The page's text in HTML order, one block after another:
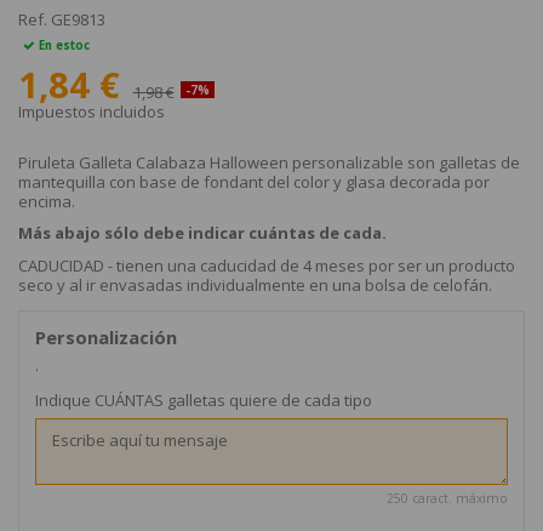
Ref. GE9813
En estoc
1,84 € 1,98 € -7%
Impuestos incluidos
Piruleta Galleta Calabaza Halloween personalizable son galletas de
mantequilla con base de fondant del color y glasa decorada por
encima.
Más abajo sólo debe indicar cuántas de cada.
CADUCIDAD - tienen una caducidad de 4 meses por ser un producto
seco y al ir envasadas individualmente en una bolsa de celofán.
Personalización
.
Indique CUÁNTAS galletas quiere de cada tipo
250 caract. máximo